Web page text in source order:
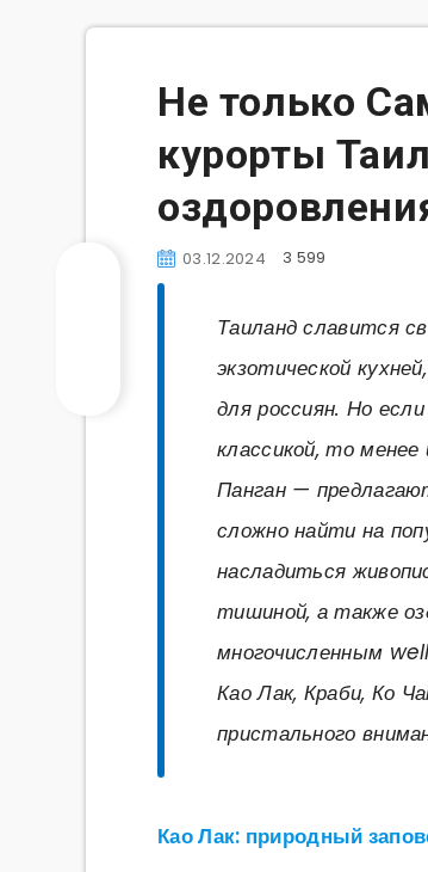
Не только
курорты
03.12.2024 3 599
Таиланд славится
экзотической
для россиян. Но
классикой, то
Панган —
сложно найти на
насладиться
тишиной, а также
многочисленным
Као Лак, Краби, Ко
пристального
Као Лак: природный